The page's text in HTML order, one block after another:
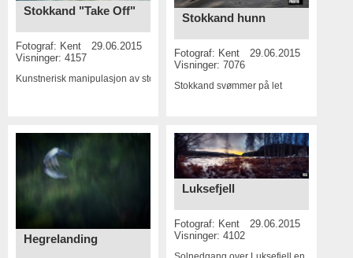
Stokkand "Take Off"
Fotograf: Kent
29.06.2015
Visninger: 4157
Kunstnerisk manipulasjon av stokkand
Stokkand hunn
Fotograf: Kent
29.06.2015
Visninger: 7076
Stokkand svømmer på let
Hegrelanding
Luksefjell
Fotograf: Kent
29.06.2015
Visninger: 4102